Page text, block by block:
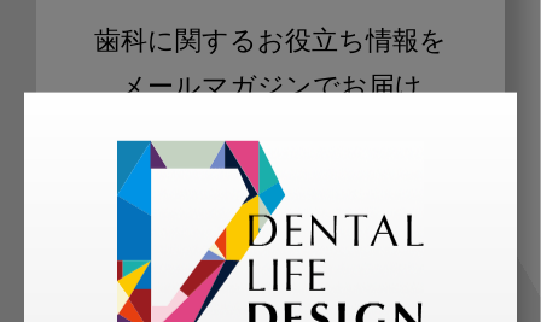
歯科に関するお役立ち情報を
メールマガジンでお届け
ご登録いただいた職種（歯科医師、歯
科衛生士、歯科技工士）に合わせた内
容のメールマガジンをお届けします。